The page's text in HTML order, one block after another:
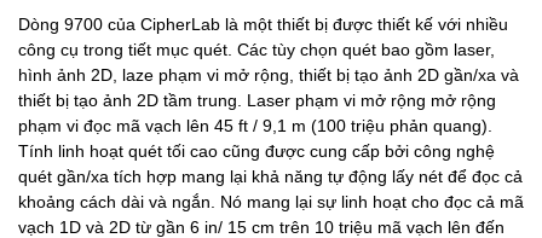
Dòng 9700 của CipherLab là một thiết bị được thiết kế với nhiều
công cụ trong tiết mục quét. Các tùy chọn quét bao gồm laser,
hình ảnh 2D, laze phạm vi mở rộng, thiết bị tạo ảnh 2D gần/xa và
thiết bị tạo ảnh 2D tầm trung. Laser phạm vi mở rộng mở rộng
phạm vi đọc mã vạch lên 45 ft / 9,1 m (100 triệu phản quang).
Tính linh hoạt quét tối cao cũng được cung cấp bởi công nghệ
quét gần/xa tích hợp mang lại khả năng tự động lấy nét để đọc cả
khoảng cách dài và ngắn. Nó mang lại sự linh hoạt cho đọc cả mã
vạch 1D và 2D từ gần 6 in/ 15 cm trên 10 triệu mã vạch lên đến